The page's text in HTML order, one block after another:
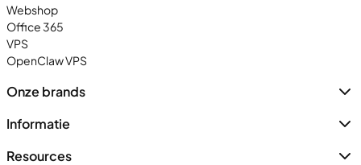
Webshop
Office 365
VPS
OpenClaw VPS
Onze brands
Informatie
Resources